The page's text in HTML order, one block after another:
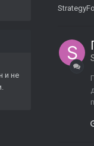
и не